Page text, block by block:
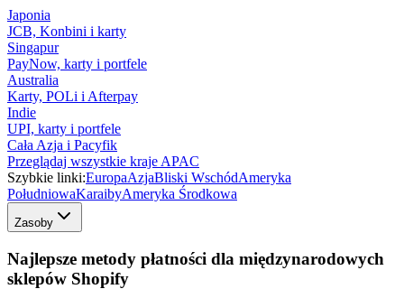
Japonia
JCB, Konbini i karty
Singapur
PayNow, karty i portfele
Australia
Karty, POLi i Afterpay
Indie
UPI, karty i portfele
Cała Azja i Pacyfik
Przeglądaj wszystkie kraje APAC
Szybkie linki:EuropaAzjaBliski WschódAmeryka
PołudniowaKaraibyAmeryka Środkowa
Zasoby
Najlepsze metody płatności dla międzynarodowych
sklepów Shopify